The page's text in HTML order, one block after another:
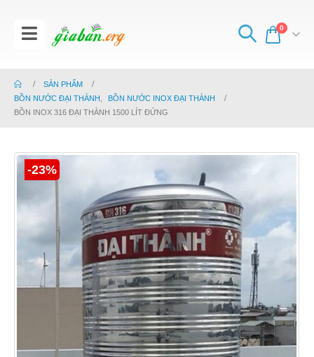
0
SẢN PHẨM
BỒN NƯỚC ĐẠI THÀNH
BỒN NƯỚC INOX ĐẠI THÀNH
BỒN INOX 316 ĐẠI THÀNH 1500 LÍT ĐỨNG
-23%